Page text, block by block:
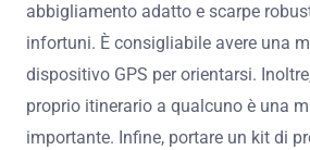
abbigliamento adatto e scarpe
infortuni. È consigliabile avere una
dispositivo GPS per orientarsi.
proprio itinerario a qualcuno è una
importante. Infine, portare un kit di